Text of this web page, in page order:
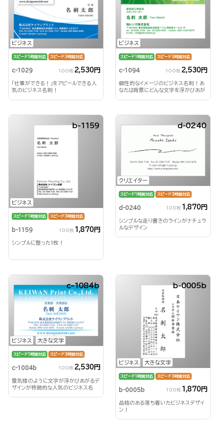
ビジネス
スピード1時間対応 スピード3時間対応
c-1029 100枚 2,530円
「仕事ができる！」をアピールできる人
気のビジネス名刺！
ビジネス
スピード1時間対応 スピード3時間対応
c-1094 100枚 2,530円
個性的なイメージのビジネス名刺！あ
なたは背景にどんな文字を浮かびあが
ビジネス
b-1159
スピード1時間対応 スピード3時間対応
b-1159 100枚 1,870円
シンプルに整った1枚！
クリエイター
d-0240
スピード1時間対応 スピード3時間対応
d-0240 100枚 1,870円
シンプルな走り書きのラインがナチュラ
ルなデザイン
ビジネス 大きな文字
c-1084b
スピード1時間対応 スピード3時間対応
c-1084b 100枚 2,530円
蜃気楼のように文字が浮かびあがるデ
ザインが特徴的な人気のビジネス名
ビジネス 大きな文字
b-0005b
スピード1時間対応 スピード3時間対応
b-0005b 100枚 1,870円
品格のある落ち着いたビジネスデザイ
ン！